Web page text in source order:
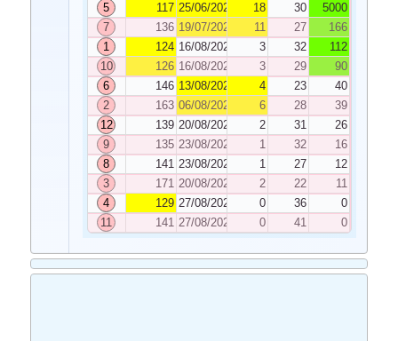
5
117 25/06/2024 18 30
5000
7
136 19/07/2024 11 27
166
1
124 16/08/2024 3 32
112
10
126 16/08/2024 3 29
90
6
146 13/08/2024 4 23
40
2
163 06/08/2024 6 28
39
12
139 20/08/2024 2 31
26
9
135 23/08/2024 1 32
16
8
141 23/08/2024 1 27
12
3
171 20/08/2024 2 22
11
4
129 27/08/2024 0 36
0
11
141 27/08/2024 0 41 0